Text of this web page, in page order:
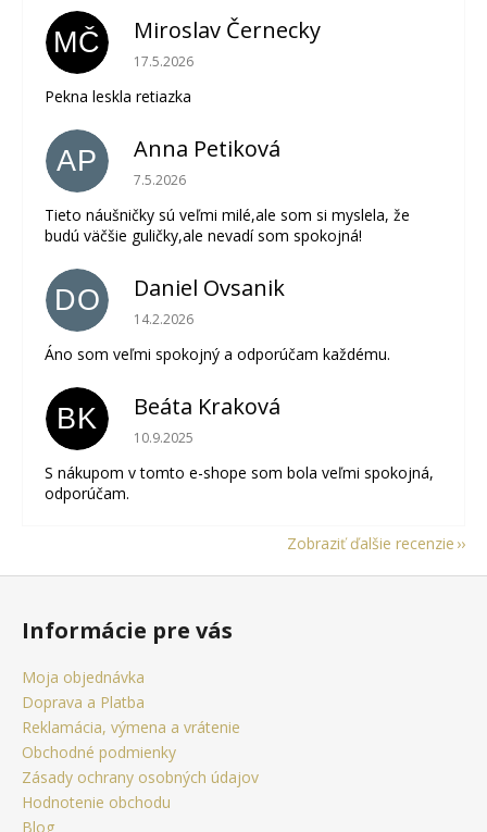
MČ Miroslav Černecky
Hodnotenie obchodu je 5 z 5 hviezdičiek.
17.5.2026
Pekna leskla retiazka
AP Anna Petiková
Hodnotenie obchodu je 5 z 5 hviezdičiek.
7.5.2026
Tieto náušničky sú veľmi milé,ale som si myslela, že
budú väčšie guličky,ale nevadí som spokojná!
DO Daniel Ovsanik
Hodnotenie obchodu je 5 z 5 hviezdičiek.
14.2.2026
Áno som veľmi spokojný a odporúčam každému.
BK Beáta Kraková
Hodnotenie obchodu je 5 z 5 hviezdičiek.
10.9.2025
S nákupom v tomto e-shope som bola veľmi spokojná,
odporúčam.
Zobraziť ďalšie recenzie
Informácie pre vás
Moja objednávka
Doprava a Platba
Reklamácia, výmena a vrátenie
Obchodné podmienky
Zásady ochrany osobných údajov
Hodnotenie obchodu
Blog